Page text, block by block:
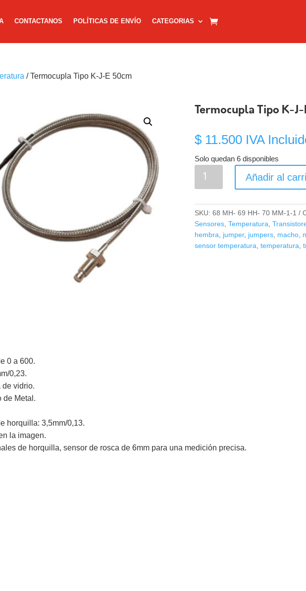
CONTACTANOS POLÍTICAS DE ENVÍO CATEGORIAS
/ Termocupla Tipo K-J-E 50cm
Termocupla Tipo K-J-
$11.500 IVA
Solo quedan 6 disponibles
Termocupla
E
50cm
cantidad
Añadir al
SKU: 68 MH- 69 HH- 70 MM-1-1
Sensores, Temperatura
hembra
jumper, jumpers, macho,
sensor temperatura temperatura
0 a 600.
0,23.
de vidrio.
de Metal.
horquilla: 3,5mm/0,13.
la imagen.
de horquilla, sensor de rosca de 6mm para una medición precisa.